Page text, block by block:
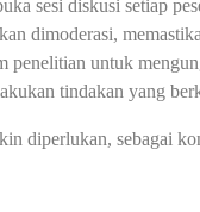
sesi diskusi setiap
dimoderasi,
penelitian untuk
tindakan yang
diperlukan, sebagai